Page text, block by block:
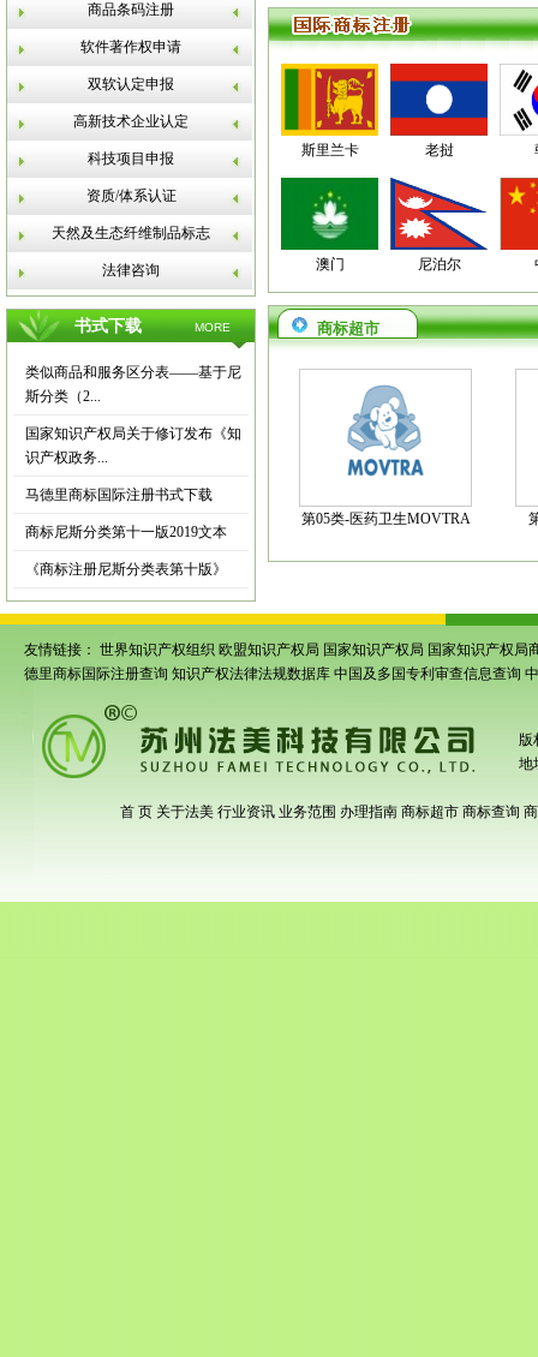
商品条码注册
软件著作权申请
双软认定申报
高新技术企业认定
科技项目申报
资质/体系认证
天然及生态纤维制品标志
法律咨询
书式下载 MORE
类似商品和服务区分表——基于尼
斯分类（2...
国家知识产权局关于修订发布《知
识产权政务...
马德里商标国际注册书式下载
商标尼斯分类第十一版2019文本
《商标注册尼斯分类表第十版》
斯里兰卡 老挝
澳门 尼泊尔
商标超市
第05类-医药卫生MOVTRA
友情链接： 世界知识产权组织 欧盟知识产权局 国家知识产权局 国家知识产权局
德里商标国际注册查询 知识产权法律法规数据库 中国及多国专利审查信息查询
版
地
首 页 关于法美 行业资讯 业务范围 办理指南 商标超市 商标查询